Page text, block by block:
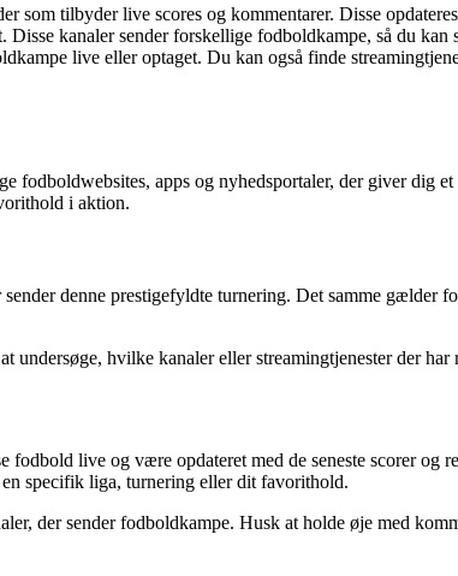
som tilbyder live scores og kommentarer. Disse
kanaler sender forskellige fodboldkampe, så du
live eller optaget. Du kan også finde
fodboldwebsites, apps og nyhedsportaler, der giver dig
i aktion.
denne prestigefyldte turnering. Det samme
hvilke kanaler eller streamingtjenester der har
live og være opdateret med de seneste scorer og
specifik liga, turnering eller dit favorithold.
der sender fodboldkampe. Husk at holde øje med